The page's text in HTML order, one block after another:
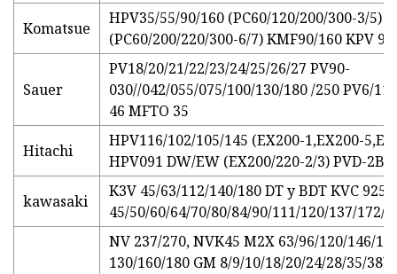
Komatsue
HPV35/55/90/160 (PC60/120/200/300-3/5)
(PC60/200/220/300-6/7) KMF90/160 KPV
Sauer
PV18/20/21/22/23/24/25/26/27 PV90-
030//042/055/075/100/130/180 /250 PV6/
46 MFTO 35
Hitachi
HPV116/102/105/145 (EX200-1,EX200-
HPV091 DW/EW (EX200/220-2/3) PVD-2B
kawasaki
K3V 45/63/112/140/180 DT y BDT KVC
45/50/60/64/70/80/84/90/111/120/137/172/
NV 237/270, NVK45 M2X 63/96/120/146/
130/160/180 GM 8/9/10/18/20/24/28/35/